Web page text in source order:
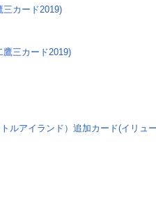
三カード2019)
鷹三カード2019)
ルアイランド）追加カード(イリュ